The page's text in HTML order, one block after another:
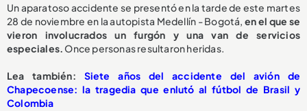
Un aparatoso accidente se presentó en la tarde de este martes
28 de noviembre en la autopista Medellín - Bogotá, en el que se
vieron involucrados un furgón y una van de servicios
especiales.Once personas resultaron heridas.
Lea también: Siete años del accidente del avión de
Chapecoense: la tragedia que enlutó al fútbol de Brasil y
Colombia